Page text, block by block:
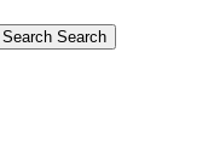
Search Search